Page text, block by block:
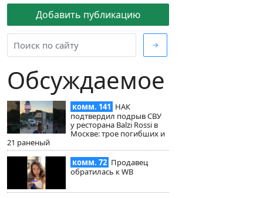
Добавить публикацию
→
Обсуждаемое
комм. 141 НАК
подтвердил подрыв СВУ
у ресторана Balzi Rossi в
Москве: трое погибших и
21 раненый
комм. 72 Продавец
обратилась к WB